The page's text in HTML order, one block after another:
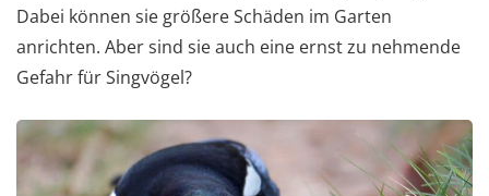
Dabei können sie größere Schäden im Garten
anrichten. Aber sind sie auch eine ernst zu nehmende
Gefahr für Singvögel?